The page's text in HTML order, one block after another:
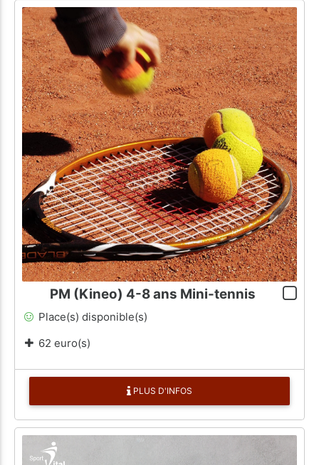
PM (Kineo) 4-8 ans Mini-tennis
Place(s) disponible(s)
62 euro(s)
PLUS D'INFOS